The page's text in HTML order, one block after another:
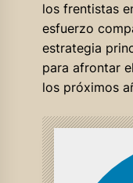
los frentistas
esfuerzo
estrategia
para afrontar
los próximos